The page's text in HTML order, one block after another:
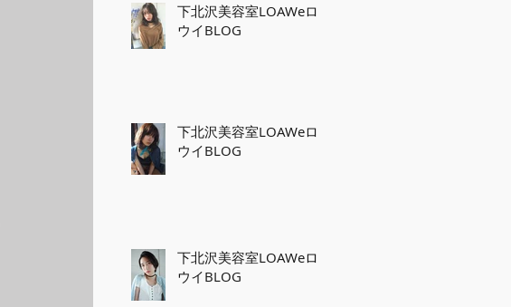
下北沢美容室LOAWeロ
ウイBLOG
下北沢美容室LOAWeロ
ウイBLOG
下北沢美容室LOAWeロ
ウイBLOG